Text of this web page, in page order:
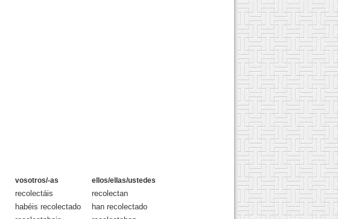
vosotros/-as ellos/ellas/ustedes
recolectáis
recolectan
habéis recolectado
han recolectado